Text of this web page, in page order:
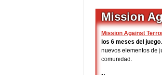
Mission
Mission Against
los 6 meses del juego
nuevos elementos de
comunidad.